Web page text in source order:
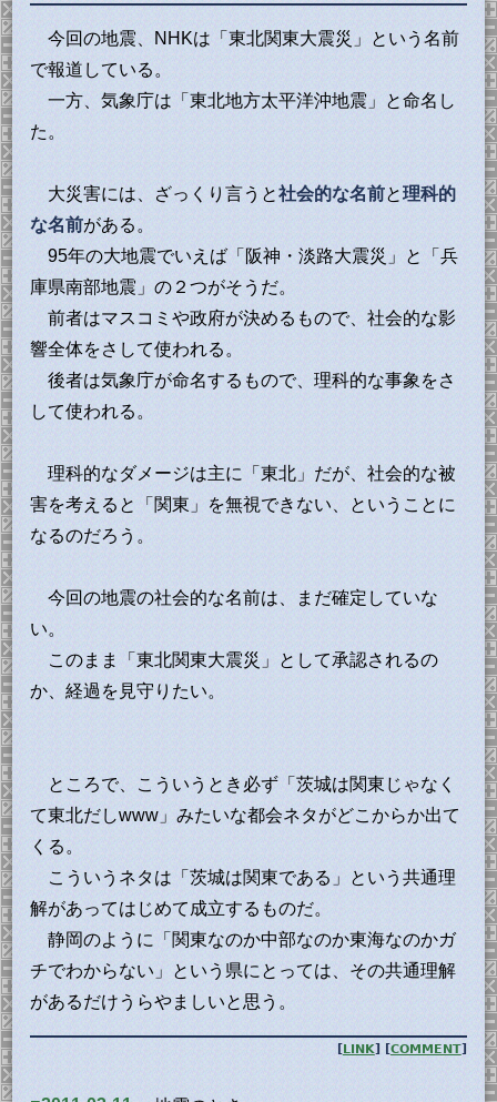
今回の地震、NHKは「東北関東大震災」という名前
で報道している。
一方、気象庁は「東北地方太平洋沖地震」と命名し
た。
大災害には、ざっくり言うと社会的な名前と理科的
な名前がある。
95年の大地震でいえば「阪神・淡路大震災」と「兵
庫県南部地震」の２つがそうだ。
前者はマスコミや政府が決めるもので、社会的な影
響全体をさして使われる。
後者は気象庁が命名するもので、理科的な事象をさ
して使われる。
理科的なダメージは主に「東北」だが、社会的な被
害を考えると「関東」を無視できない、ということに
なるのだろう。
今回の地震の社会的な名前は、まだ確定していな
い。
このまま「東北関東大震災」として承認されるの
か、経過を見守りたい。
ところで、こういうとき必ず「茨城は関東じゃなく
て東北だしwww」みたいな都会ネタがどこからか出て
くる。
こういうネタは「茨城は関東である」という共通理
解があってはじめて成立するものだ。
静岡のように「関東なのか中部なのか東海なのかガ
チでわからない」という県にとっては、その共通理解
があるだけうらやましいと思う。
[LINK ] [COMMENT]